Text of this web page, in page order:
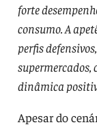
forte
consumo. A
perfis
supermercados,
dinâmica
Apesar do